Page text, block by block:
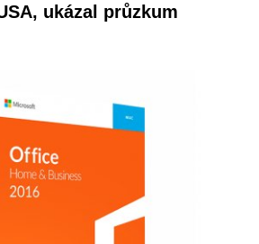
ukázal průzkum